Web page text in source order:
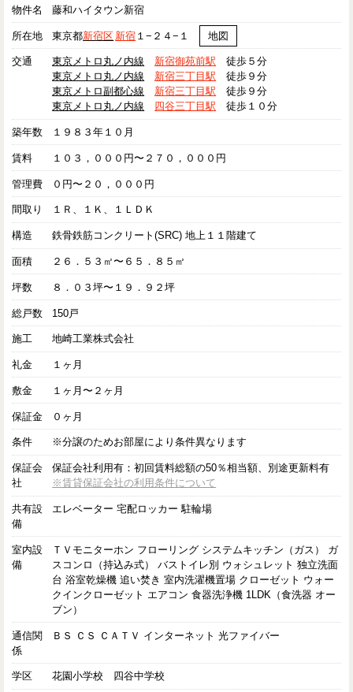
物件名 藤和ハイタウン新宿
所在地 東京都新宿区 新宿 １−２４−１ 地図
交通 東京メトロ丸ノ内線 新宿御苑前駅 徒歩５分
東京メトロ丸ノ内線
新宿三丁目駅 徒歩９分
東京メトロ副都心線
新宿三丁目駅 徒歩９分
東京メトロ丸ノ内線
四谷三丁目駅 徒歩１０分
築年数 １９８３年１０月
賃料 １０３，０００円〜２７０，０００円
管理費 ０円〜２０，０００円
間取り １Ｒ、１Ｋ、１ＬＤＫ
構造 鉄骨鉄筋コンクリート(SRC) 地上１１階建て
面積 ２６．５３㎡〜６５．８５㎡
坪数 ８．０３坪〜１９．９２坪
総戸数 150戸
施工 地崎工業株式会社
礼金 １ヶ月
敷金 １ヶ月〜２ヶ月
保証金 ０ヶ月
条件 ※分譲のためお部屋により条件異なります
保証会
社
保証会社利用有：初回賃料総額の50％相当額、別途更新料有
※賃貸保証会社の利用条件について
共有設
備
エレベーター 宅配ロッカー 駐輪場
室内設
備
ＴＶモニターホン フローリング システムキッチン（ガス） ガ
スコンロ（持込み式） バストイレ別 ウォシュレット 独立洗面
台 浴室乾燥機 追い焚き 室内洗濯機置場 クローゼット ウォー
クインクローゼット エアコン 食器洗浄機 1LDK（食洗器 オー
ブン）
通信関
係
ＢＳ ＣＳ ＣＡＴＶ インターネット 光ファイバー
学区 花園小学校 四谷中学校